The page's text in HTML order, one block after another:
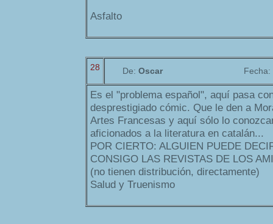
Asfalto
28 De: Oscar Fecha:
Es el "problema español", aquí pasa
desprestigiado cómic. Que le den a
Artes Francesas y aquí sólo lo
aficionados a la literatura en catalán...
POR CIERTO: ALGUIEN PUEDE
CONSIGO LAS REVISTAS DE LOS
(no tienen distribución, directamente)
Salud y Truenismo